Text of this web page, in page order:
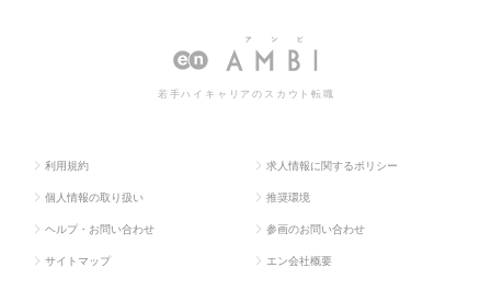
若手ハイキャリアのスカウト転職
利用規約 求人情報に関するポリシー
個人情報の取り扱い 推奨環境
ヘルプ・お問い合わせ 参画のお問い合わせ
サイトマップ エン会社概要